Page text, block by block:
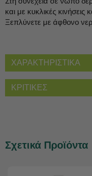
και με κυκλικές
Ξεπλύνετε με άφθονο
ΧΑΡΑΚΤΗΡΙΣΤΙΚΑ
ΚΡΙΤΙΚΕΣ
Σχετικά Προϊόντα